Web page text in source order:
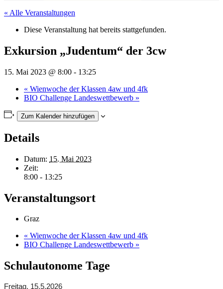
« Alle Veranstaltungen
Diese Veranstaltung hat bereits stattgefunden.
Exkursion „Judentum“ der 3cw
15. Mai 2023 @ 8:00 - 13:25
« Wienwoche der Klassen 4aw und 4fk
BIO Challenge Landeswettbewerb »
Zum Kalender hinzufügen
Details
Datum: 15. Mai 2023
Zeit:
8:00 - 13:25
Veranstaltungsort
Graz
« Wienwoche der Klassen 4aw und 4fk
BIO Challenge Landeswettbewerb »
Schulautonome Tage
Freitag, 15.5.2026